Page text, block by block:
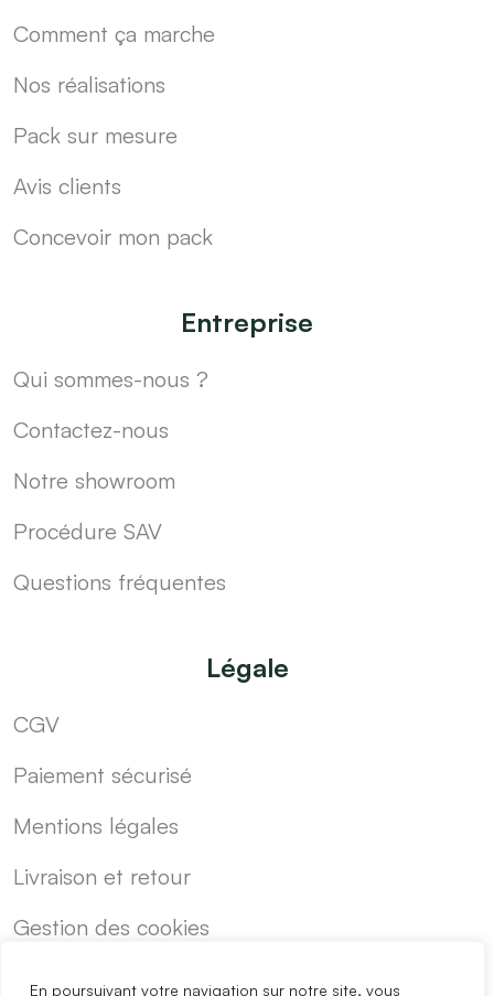
En poursuivant votre navigation sur notre site, vous
Comment ça marche
Nos réalisations
Pack sur mesure
Avis clients
Concevoir mon pack
Entreprise
Qui sommes-nous ?
Contactez-nous
Notre showroom
Procédure SAV
Questions fréquentes
Légale
CGV
Paiement sécurisé
Mentions légales
Livraison et retour
Gestion des cookies